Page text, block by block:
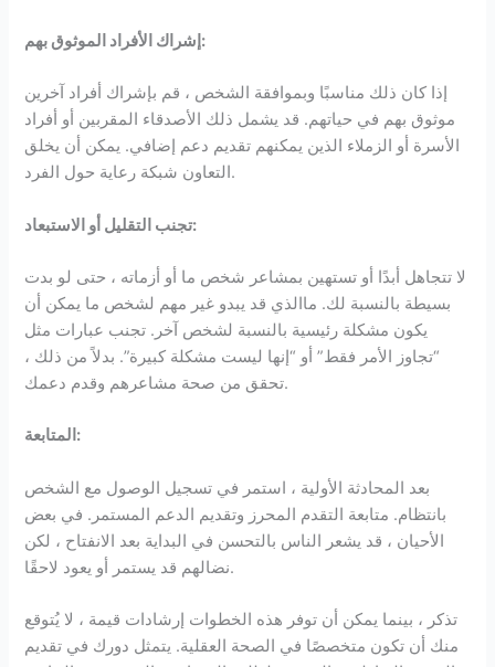
إشراك الأفراد الموثوق بهم:
إذا كان ذلك مناسبًا وبموافقة الشخص ، قم بإشراك أفراد آخرين
موثوق بهم في حياتهم. قد يشمل ذلك الأصدقاء المقربين أو أفراد
الأسرة أو الزملاء الذين يمكنهم تقديم دعم إضافي. يمكن أن يخلق
التعاون شبكة رعاية حول الفرد.
تجنب التقليل أو الاستبعاد:
لا تتجاهل أبدًا أو تستهين بمشاعر شخص ما أو أزماته ، حتى لو بدت
بسيطة بالنسبة لك. ماالذي قد يبدو غير مهم لشخص ما يمكن أن
يكون مشكلة رئيسية بالنسبة لشخص آخر. تجنب عبارات مثل
“تجاوز الأمر فقط” أو “إنها ليست مشكلة كبيرة”. بدلاً من ذلك ،
تحقق من صحة مشاعرهم وقدم دعمك.
المتابعة:
بعد المحادثة الأولية ، استمر في تسجيل الوصول مع الشخص
بانتظام. متابعة التقدم المحرز وتقديم الدعم المستمر. في بعض
الأحيان ، قد يشعر الناس بالتحسن في البداية بعد الانفتاح ، لكن
نضالهم قد يستمر أو يعود لاحقًا.
تذكر ، بينما يمكن أن توفر هذه الخطوات إرشادات قيمة ، لا يُتوقع
منك أن تكون متخصصًا في الصحة العقلية. يتمثل دورك في تقديم